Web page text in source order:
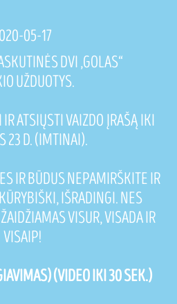
05-17
DVI „GOLAS“
UŽDUOTYS.
ATSIŲSTI VAIZDO ĮRAŠĄ IKI
23 D. (IMTINAI).
IR BŪDUS NEPAMIRŠKITE IR
IŠRADINGI. NES
VISUR, VISADA IR
VISAIP!
(VIDEO IKI 30 SEK.)